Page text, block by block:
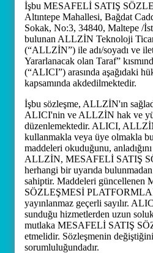
İşbu MESAFELİ SATIŞ
Altıntepe Mahallesi, Bağdat
Sokak, No:3, 34840, Maltepe /
bulunan ALLZİN Teknoloji
(“ALLZİN”) ile adı/soyadı ve
Yararlanacak olan Taraf”
(“ALICI”) arasında aşağıdaki
kapsamında akdedilmektedir.
İşbu sözleşme, ALLZİN'ın
ALICI'nin ve ALLZİN hak ve
düzenlemektedir. ALICI,
kullanmakla veya üye olmakla
maddeleri okuduğunu,
ALLZİN, MESAFELİ SATIŞ
herhangi bir uyarıda
sahiptir. Maddeleri güncellenen
SÖZLEŞMESİ
yayınlanmaz geçerli sayılır.
sunduğu hizmetlerden uzun
mutlaka MESAFELİ SATIŞ
etmelidir. Sözleşmenin
sorumluluğundadır.